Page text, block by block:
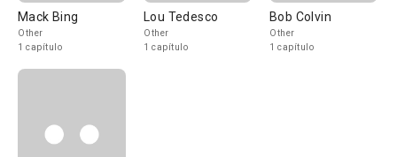
Mack Bing
Other
1 capítulo
Lou Tedesco
Other
1 capítulo
Bob Colvin
Other
1 capítulo